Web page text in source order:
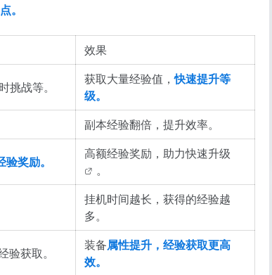
。
效果
挑战等。
获取大量经验值，快速提升等
级。
副本经验翻倍，提升效率。
奖励。
高额经验奖励，助力快速升级
。
挂机时间越长，获得的经验越
多。
获取。
装备属性提升，经验获取更高
效。